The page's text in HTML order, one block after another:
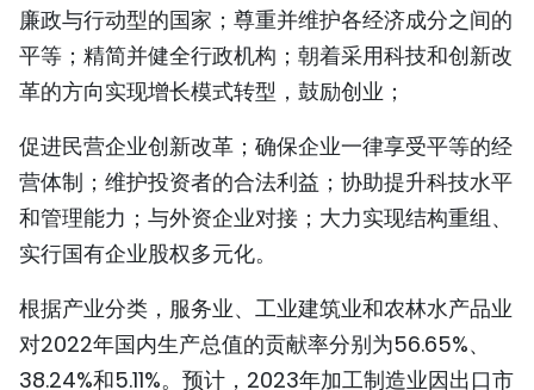
廉政与行动型的国家；尊重并维护各经济成分之间的
平等；精简并健全行政机构；朝着采用科技和创新改
革的方向实现增长模式转型，鼓励创业；
促进民营企业创新改革；确保企业一律享受平等的经
营体制；维护投资者的合法利益；协助提升科技水平
和管理能力；与外资企业对接；大力实现结构重组、
实行国有企业股权多元化。
根据产业分类，服务业、工业建筑业和农林水产品业
对2022年国内生产总值的贡献率分别为56.65%、
38.24%和5.11%。预计，2023年加工制造业因出口市